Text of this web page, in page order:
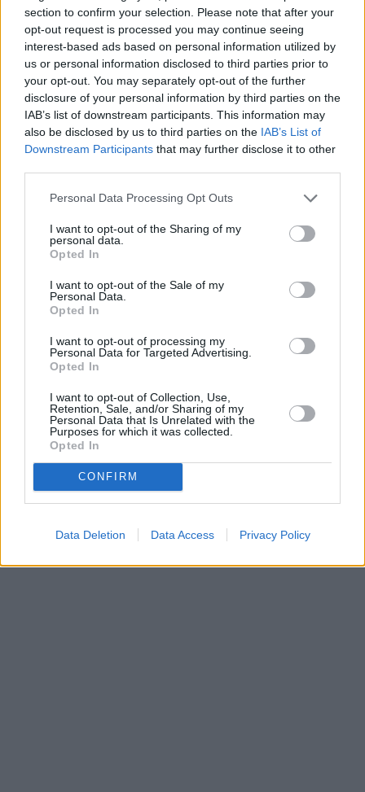
section to confirm your selection. Please note that after your
opt-out request is processed you may continue seeing
interest-based ads based on personal information utilized by
us or personal information disclosed to third parties prior to
your opt-out. You may separately opt-out of the further
disclosure of your personal information by third parties on the
IAB’s list of downstream participants. This information may
also be disclosed by us to third parties on the IAB’s List of
Downstream Participants that may further disclose it to other
Personal Data Processing Opt Outs
I want to opt-out of the Sharing of my
personal data.
Opted In
I want to opt-out of the Sale of my
Personal Data.
Opted In
I want to opt-out of processing my
Personal Data for Targeted Advertising.
Opted In
I want to opt-out of Collection, Use,
Retention, Sale, and/or Sharing of my
Personal Data that Is Unrelated with the
Purposes for which it was collected.
Opted In
CONFIRM
Data Deletion Data Access Privacy Policy
okres Jihlava)
07.08.2026 -
Specialista pro elektronická zařízení údržby (m/ž) (tř.
Klementa 869, Mladá Boleslav II)
06.08.2026 -Bosch Powertrain s.r.o. Jihlava • CNC operátor• mzda
Kč • náborový bonus 50.000 Kč • příspěvek na ubytování (Jihlava,
Jihlava)
06.08.2026 - Bosch Powertrain s.r.o. • montážní dělník • mzda 44.700
týdenní zálohy na mzdu 2.000 Kč (Jihlava, okres Jihlava)
... další nabídky zaměstnání
Vybrané články
Prima sport - co nabídne v prvním
Parabola.cz
- web o satelitní, terestrické a kabelové televizi, ©
O webu parabola.cz •O souborech cookies•
Kontakt
Dovolená u moře•Bazény